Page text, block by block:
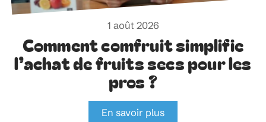
1 août 2026
Comment comfruit simplifie
l’achat de fruits secs pour les
pros ?
En savoir plus